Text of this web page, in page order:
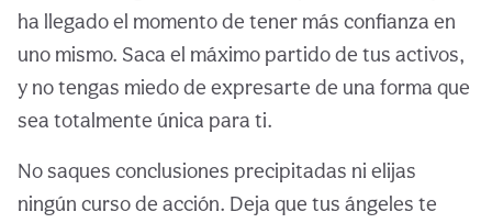
ha llegado el momento de tener más confianza en
uno mismo. Saca el máximo partido de tus activos,
y no tengas miedo de expresarte de una forma que
sea totalmente única para ti.
No saques conclusiones precipitadas ni elijas
ningún curso de acción. Deja que tus ángeles te